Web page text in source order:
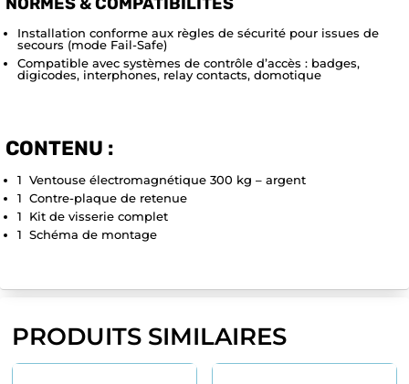
NORMES & COMPATIBILITÉS
Installation conforme aux règles de sécurité pour issues de
secours (mode Fail-Safe)
Compatible avec systèmes de contrôle d’accès : badges,
digicodes, interphones, relay contacts, domotique
CONTENU :
1 Ventouse électromagnétique 300 kg – argent
1 Contre-plaque de retenue
1 Kit de visserie complet
1 Schéma de montage
PRODUITS SIMILAIRES